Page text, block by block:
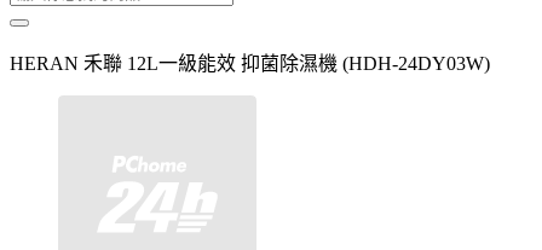
HERAN 禾聯 12L一級能效 抑菌除濕機 (HDH-24DY03W)